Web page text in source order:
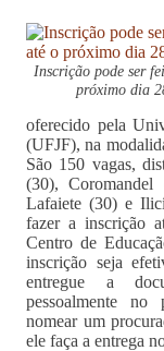
Inscrição pode ser
próximo dia
oferecido pela
(UFJF), na
São 150 vagas,
(30), Coromandel
Lafaiete (30) e
fazer a inscrição
Centro de
inscrição seja
entregue a
pessoalmente
nomear um
ele faça a entrega